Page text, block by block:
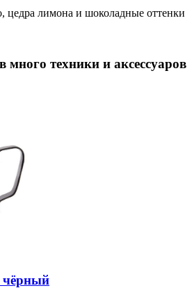
цед­ра ли­мо­на и шо­ко­лад­ные от­тен­ки
техники и аксессуаров
чёрный